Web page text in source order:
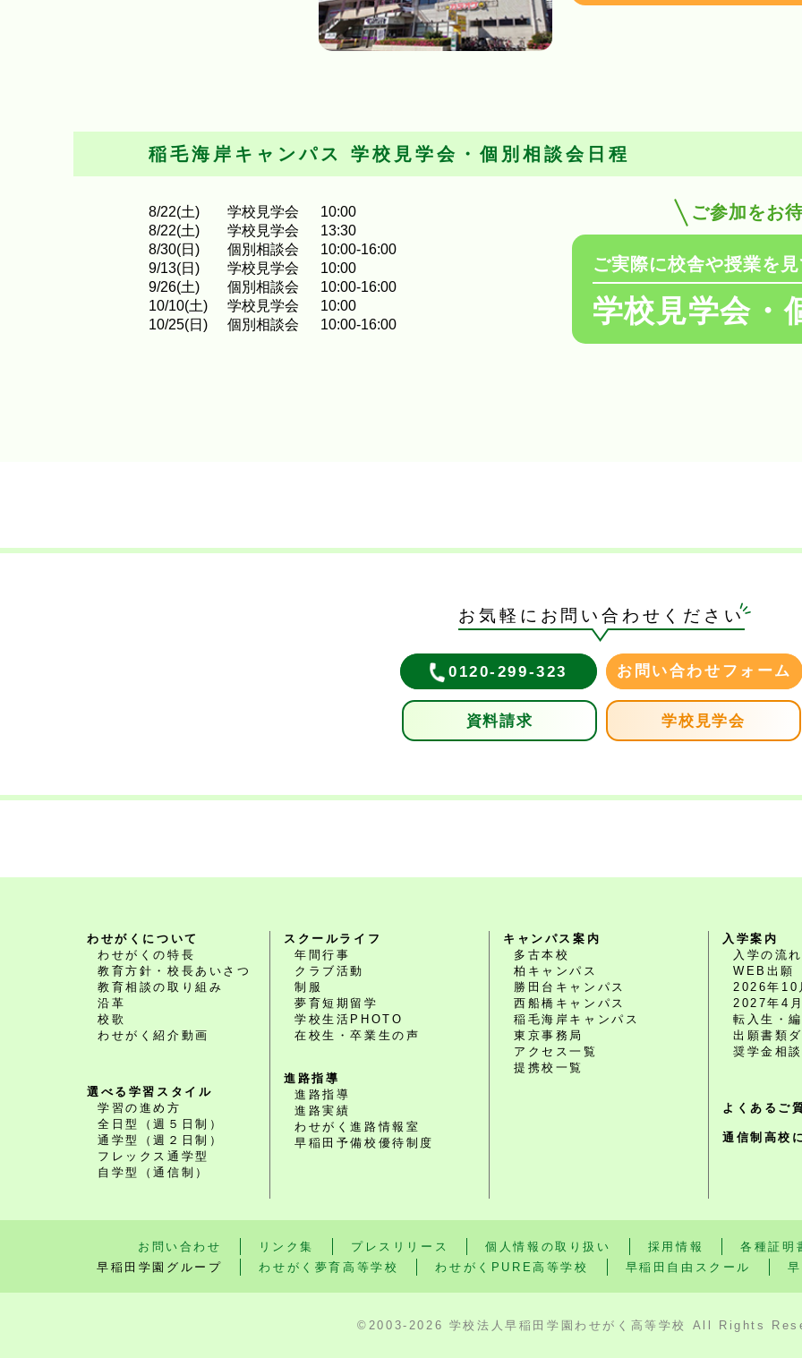
稲毛海岸キャンパス 学校見学会・個別相談会日程
8/22(土) 学校見学会
10:00
8/22(土) 学校見学会
13:30
8/30(日) 個別相談会
10:00-16:00
9/13(日) 学校見学会
10:00
9/26(土) 個別相談会
10:00-16:00
10/10(土) 学校見学会
10:00
10/25(日) 個別相談会 10:00-16:00
ご参加をお
ご実際に校舎や授業を
学校見学会・
お気軽にお問い合わせください
0120-299-323 お問い合わせフォーム
資料請求 学校見学会
わせがくについて
わせがくの特長
教育方針・校長あいさつ
教育相談の取り組み
沿革
校歌
わせがく紹介動画
選べる学習スタイル
学習の進め方
全日型（週５日制）
通学型（週２日制）
フレックス通学型
自学型（通信制）
スクールライフ
年間行事
クラブ活動
制服
夢育短期留学
学校生活PHOTO
在校生・卒業生の声
進路指導
進路指導
進路実績
わせがく進路情報室
早稲田予備校優待制度
キャンパス案内
多古本校
柏キャンパス
勝田台キャンパス
西船橋キャンパス
稲毛海岸キャンパス
東京事務局
アクセス一覧
提携校一覧
入学案内
入学の流れ
WEB出願
2026年10
2027年4
転入生・
出願書類
奨学金相
よくあるご
通信制高校
お問い合わせ リンク集 プレスリリース 個人情報の取り扱い 採用情報
各種証明
早稲田学園グループ
わせがく夢育高等学校 わせがくPURE高等学校 早稲田自由スクール
©2003-2026 学校法人早稲田学園わせがく高等学校 All Rights